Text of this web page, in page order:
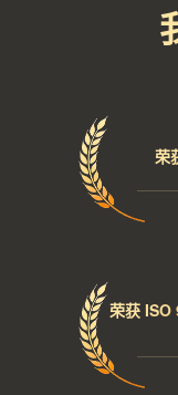
荣
荣获 ISO